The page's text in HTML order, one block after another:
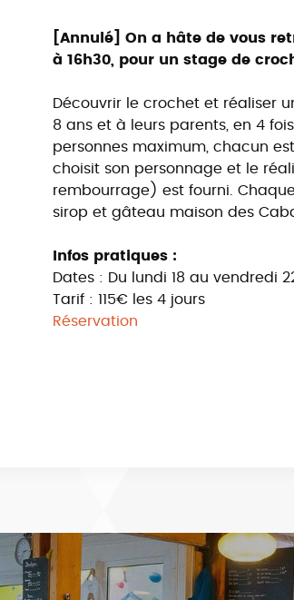
[Annulé] On a hâte de vous
à 16h30, pour un stage de
Découvrir le crochet et réaliser
8 ans et à leurs parents, en 4
personnes maximum, chacun
choisit son personnage et le
rembourrage) est fourni.
sirop et gâteau maison des
Infos pratiques :
Dates : Du lundi 18 au vendredi
Tarif : 115€ les 4 jours
Réservation